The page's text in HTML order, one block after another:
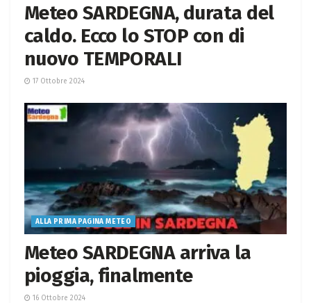
Meteo SARDEGNA, durata del
caldo. Ecco lo STOP con di
nuovo TEMPORALI
17 Ottobre 2024
ALLA PRIMA PAGINA METEO
Meteo SARDEGNA arriva la
pioggia, finalmente
16 Ottobre 2024